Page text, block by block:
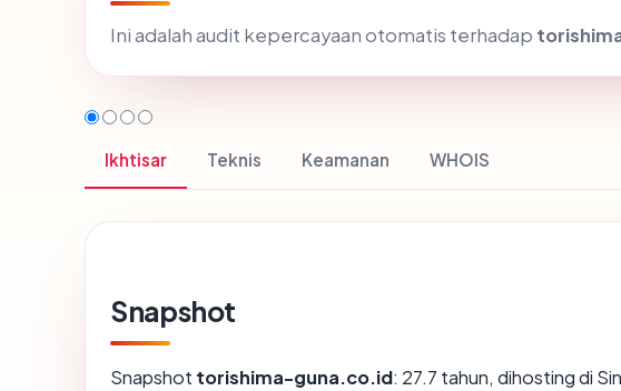
Ini adalah audit kepercayaan otomatis terhadap
Ikhtisar Teknis Keamanan WHOIS
Snapshot
Snapshot torishima-guna.co.id: 27.7 tahun, dihosting di